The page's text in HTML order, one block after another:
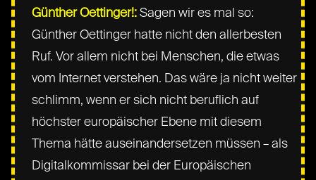
Günther Oettinger!: Sagen wir es mal so:
Günther Oettinger hatte nicht den allerbesten
Ruf. Vor allem nicht bei Menschen, die etwas
vom Internet verstehen. Das wäre ja nicht weiter
schlimm, wenn er sich nicht beruflich auf
höchster europäischer Ebene mit diesem
Thema hätte auseinandersetzen müssen – als
Digitalkommissar bei der Europäischen